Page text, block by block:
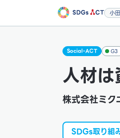
小
Social-ACT G3
人材
株式会社ミク
SDGs取り組